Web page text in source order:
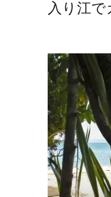
入り江